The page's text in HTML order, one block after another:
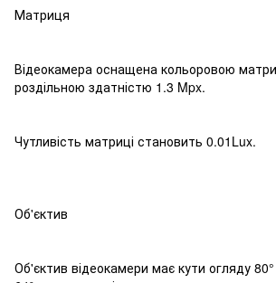
Матриця
Відеокамера оснащена кольоровою
роздільною здатністю 1.3 Mpx.
Чутливість матриці становить 0.01Lux.
Об'єктив
Об'єктив відеокамери має кути огляду 80°